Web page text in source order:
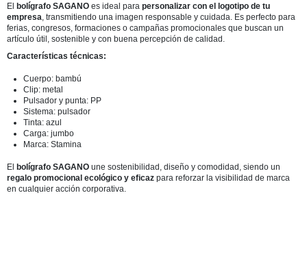
El bolígrafo SAGANO es ideal para personalizar con el logotipo de tu
empresa , transmitiendo una imagen responsable y cuidada. Es perfecto para
ferias, congresos, formaciones o campañas promocionales que buscan un
artículo útil, sostenible y con buena percepción de calidad.
Características técnicas:
Cuerpo: bambú
Clip: metal
Pulsador y punta: PP
Sistema: pulsador
Tinta: azul
Carga: jumbo
Marca: Stamina
El bolígrafo SAGANO une sostenibilidad, diseño y comodidad, siendo un
regalo promocional ecológico y eficaz para reforzar la visibilidad de marca
en cualquier acción corporativa.